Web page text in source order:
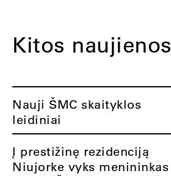
Kitos naujienos
Nauji ŠMC skaityklos
leidiniai
Į prestižinę rezidenciją
Niujorke vyks menininkas